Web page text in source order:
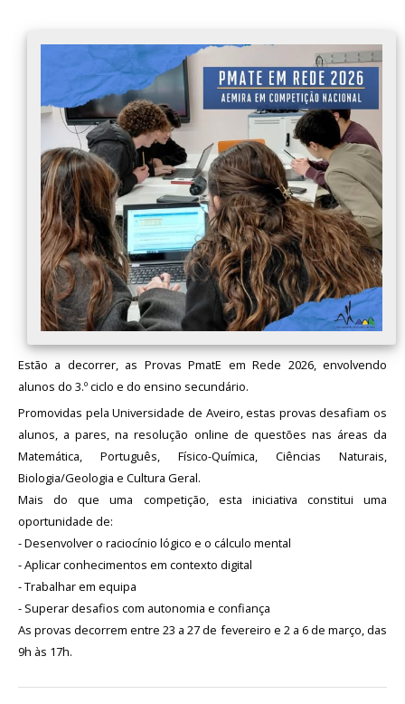
Estão a decorrer, as Provas PmatE em Rede 2026, envolvendo
alunos do 3.º ciclo e do ensino secundário.
Promovidas pela Universidade de Aveiro, estas provas desafiam os
alunos, a pares, na resolução online de questões nas áreas da
Matemática, Português, Físico-Química, Ciências Naturais,
Biologia/Geologia e Cultura Geral.
Mais do que uma competição, esta iniciativa constitui uma
oportunidade de:
- Desenvolver o raciocínio lógico e o cálculo mental
-️ Aplicar conhecimentos em contexto digital
-️ Trabalhar em equipa
-️ Superar desafios com autonomia e confiança
As provas decorrem entre 23 a 27 de fevereiro e 2 a 6 de março, das
9h às 17h.